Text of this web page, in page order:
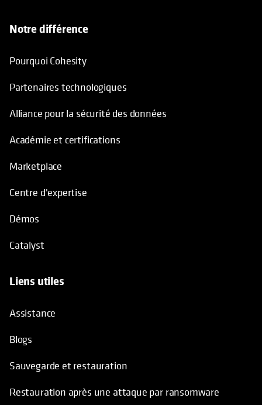
Notre différence
Pourquoi Cohesity
Partenaires technologiques
Alliance pour la sécurité des données
Académie et certifications
Marketplace
Centre d'expertise
Démos
Catalyst
Liens utiles
Assistance
Blogs
Sauvegarde et restauration
Restauration après une attaque par ransomware